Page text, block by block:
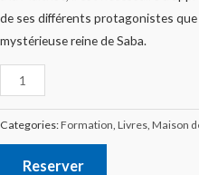
de ses différents protagonistes
mystérieuse reine de Saba.
Categories:Formation Livres Maison
Reserver